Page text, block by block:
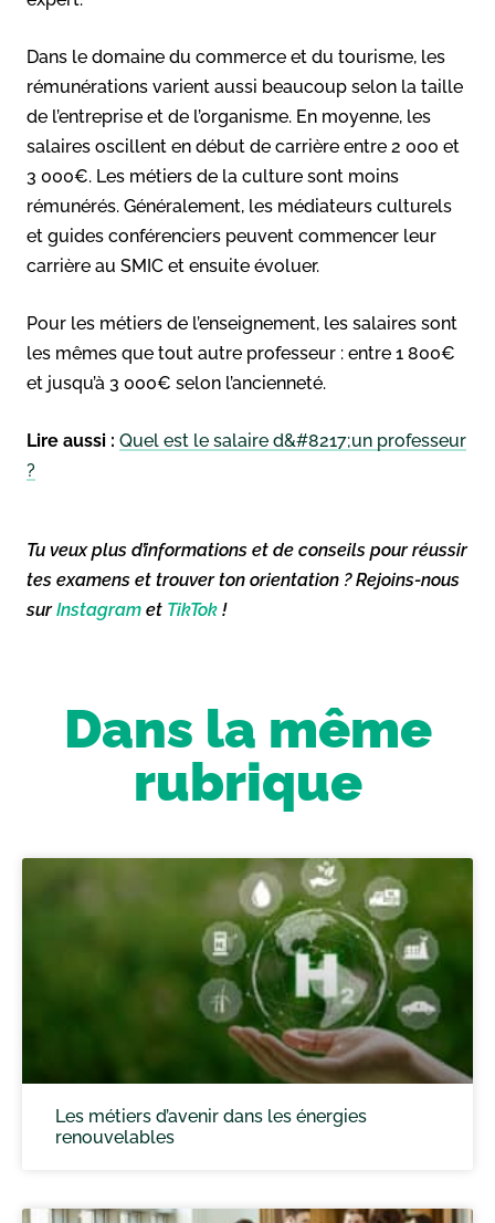
Dans le domaine du commerce et du tourisme, les
rémunérations varient aussi beaucoup selon la taille
de l’entreprise et de l’organisme. En moyenne, les
salaires oscillent en début de carrière entre 2 000 et
3 000€. Les métiers de la culture sont moins
rémunérés. Généralement, les médiateurs culturels
et guides conférenciers peuvent commencer leur
carrière au SMIC et ensuite évoluer.
Pour les métiers de l’enseignement, les salaires sont
les mêmes que tout autre professeur : entre 1 800€
et jusqu’à 3 000€ selon l’ancienneté.
Lire aussi : Quel est le salaire d&#8217;un professeur
?
Tu veux plus d’informations et de conseils pour réussir
tes examens et trouver ton orientation ? Rejoins-nous
surInstagram et TikTok !
Dans la même
rubrique
Les métiers d’avenir dans les énergies
renouvelables